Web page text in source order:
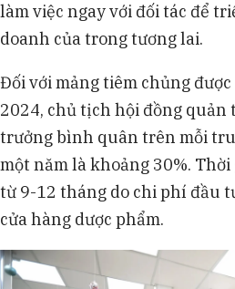
làm việc ngay với đối tác để
doanh của trong tương lai.
Đối với mảng tiêm chủng
2024, chủ tịch hội đồng quản
trưởng bình quân trên mỗi
một năm là khoảng 30%.
từ 9-12 tháng do chi phí đầu
cửa hàng dược phẩm.